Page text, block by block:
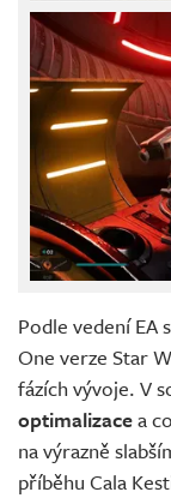
Podle vedení EA
One verze Star
fázích vývoje. V
optimalizacea
na výrazně
příběhu Cala